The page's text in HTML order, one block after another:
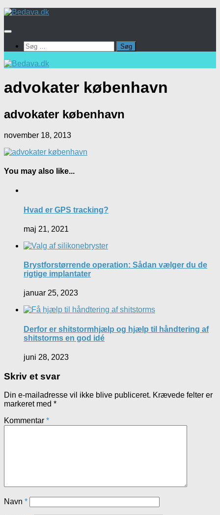
Skip
content
Søg
efter:
advokater københavn
advokater københavn
november 18, 2013
You may also like...
Hvad er GPS tracking?
maj 21, 2021
Brystforstørrende operation: Sådan vælger du de
rigtige implantater
januar 25, 2023
Derfor er shitstormhjælp og hjælp til håndtering af
shitstorms en god idé
juni 28, 2023
Skriv et svar
Din e-mailadresse vil ikke blive publiceret. Krævede felter er
markeret med *
Kommentar *
Navn *